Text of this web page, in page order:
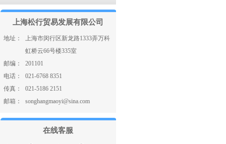
上海松行贸易发展有限公司
地址：
上海市闵行区新龙路1333弄万科
虹桥云66号楼335室
邮编：
201101
电话：
021-6768 8351
传真：
021-5186 2151
邮箱：
songhangmaoyi@sina.com
在线客服